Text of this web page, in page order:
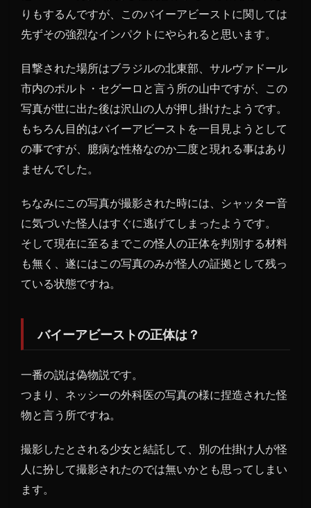
1.1
バイ
スト
の正
体
は？
りもするんですが、このバイーアビーストに関しては
先ずその強烈なインパクトにやられると思います。
目撃された場所はブラジルの北東部、サルヴァドール
市内のポルト・セグーロと言う所の山中ですが、この
写真が世に出た後は沢山の人が押し掛けたようです。
もちろん目的はバイーアビーストを一目見ようとして
の事ですが、臆病な性格なのか二度と現れる事はあり
ませんでした。
ちなみにこの写真が撮影された時には、シャッター音
に気づいた怪人はすぐに逃げてしまったようです。
そして現在に至るまでこの怪人の正体を判別する材料
も無く、遂にはこの写真のみが怪人の証拠として残っ
ている状態ですね。
バイーアビーストの正体は？
一番の説は偽物説です。
つまり、ネッシーの外科医の写真の様に捏造された怪
物と言う所ですね。
撮影したとされる少女と結託して、別の仕掛け人が怪
人に扮して撮影されたのでは無いかとも思ってしまい
ます。